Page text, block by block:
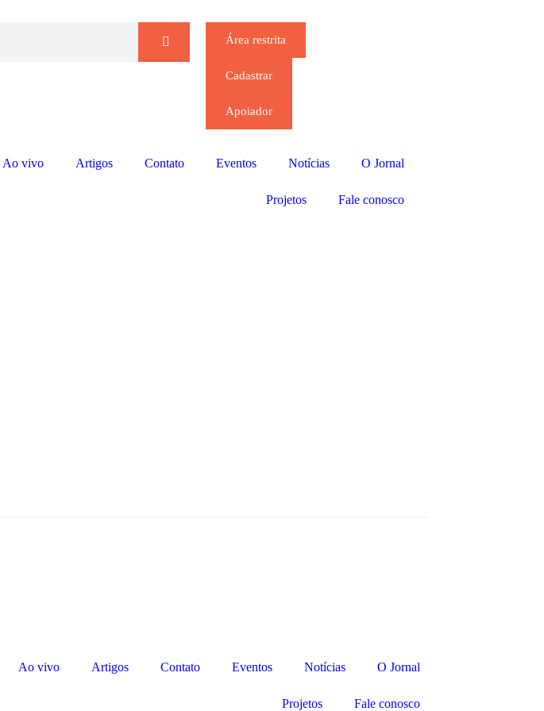
Área restrita
Cadastrar
Apoiador
Ao vivo Artigos Contato Eventos Notícias O Jornal
Projetos Fale conosco
Ao vivo Artigos Contato Eventos Notícias O Jornal
Projetos Fale conosco